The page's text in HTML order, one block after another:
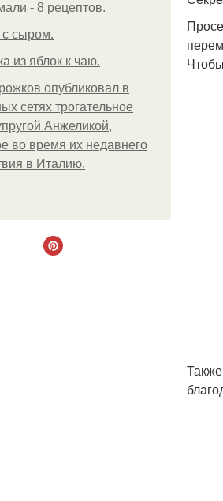
- 8 рецептов.
сыром.
из яблок к чаю.
опубликовал в
сетях трогательное
Анжеликой,
во время их недавнего
в Италию.